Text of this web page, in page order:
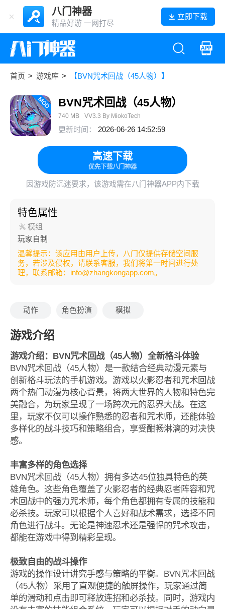
八门神器
精品好游 一网打尽
立即下载
首页 > 游戏库 > 【BVN咒术回战（45人物）】
BVN咒术回战（45人物）
740 MB VV3.3 By MiokoTech
更新时间： 2026-06-26 14:52:59
高速下载
优先下载八门神器
因游戏防沉迷要求，该游戏需在八门神器APP内下载
特色属性
模组
玩家自制
温馨提示：该应用由用户上传，八门仅提供存储空间服
务，若涉及侵权，请联系客服，我们将第一时间进行处
理，联系邮箱：info@zhangkongapp.com。
动作 角色扮演 模拟
游戏介绍
游戏介绍：BVN咒术回战（45人物）全新格斗体验
BVN咒术回战（45人物）是一款结合经典动漫元素与
创新格斗玩法的手机游戏。游戏以火影忍者和咒术回战
两个热门动漫为核心背景，将两大世界的人物和特色完
美融合，为玩家呈现了一场跨次元的忍界大战。在这
里，玩家不仅可以操作熟悉的忍者和咒术师，还能体验
多样化的战斗技巧和策略组合，享受酣畅淋漓的对决快
感。
丰富多样的角色选择
BVN咒术回战（45人物）拥有多达45位独具特色的英
雄角色。这些角色覆盖了火影忍者的经典忍者阵容和咒
术回战中的强力咒术师，每个角色都拥有专属的技能和
必杀技。玩家可以根据个人喜好和战术需求，选择不同
角色进行战斗。无论是神速忍术还是强悍的咒术攻击，
都能在游戏中得到精彩呈现。
极致自由的战斗操作
游戏的操作设计讲究手感与策略的平衡。BVN咒术回战
（45人物）采用了直观便捷的触屏操作，玩家通过简
单的滑动和点击即可释放连招和必杀技。同时，游戏内